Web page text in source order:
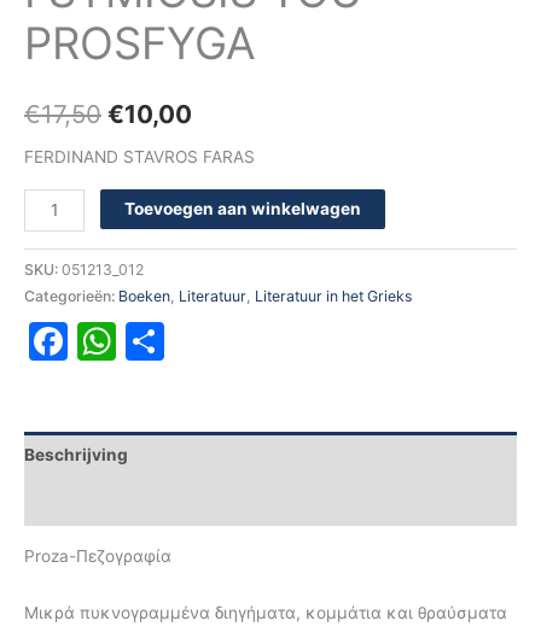
PROSFYGA
€17,50 €10,00
FERDINAND STAVROS FARAS
Toevoegen aan winkelwagen
SKU: 051213_012
Categorieën: Boeken Literatuur Literatuur in het Grieks
Facebook
WhatsApp
Beschrijving
Proza-Πεζογραφία
Mικρά πυκνογραμμένα διηγήματα, κομμάτια και θραύσματα